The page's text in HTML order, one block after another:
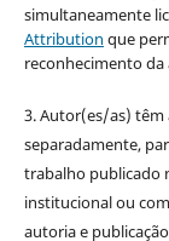
simultaneamente
Attribution que
reconhecimento da
3. Autor(es/as) têm
separadamente,
trabalho publicado
institucional ou
autoria e